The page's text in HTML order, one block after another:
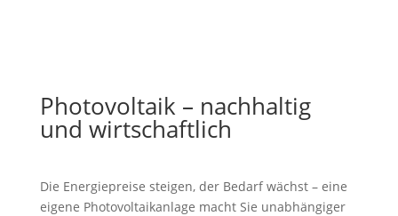
Photovoltaik – nachhaltig
und wirtschaftlich
Die Energiepreise steigen, der Bedarf wächst – eine
eigene Photovoltaikanlage macht Sie unabhängiger